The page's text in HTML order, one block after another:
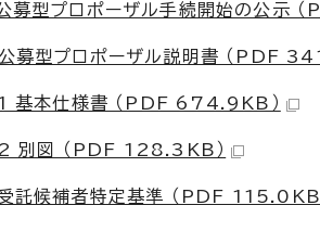
募型プロポーザル手続開始の公示
募型プロポーザル説明書 （PDF
基本仕様書 （PDF 674.9KB）
別図 （PDF 128.3KB）
託候補者特定基準 （PDF 115.0KB